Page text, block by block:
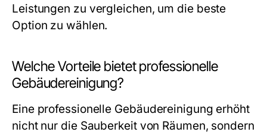
Leistungen zu vergleichen, um die beste
Option zu wählen.
Welche Vorteile bietet professionelle
Gebäudereinigung?
Eine professionelle Gebäudereinigung erhöht
nicht nur die Sauberkeit von Räumen, sondern